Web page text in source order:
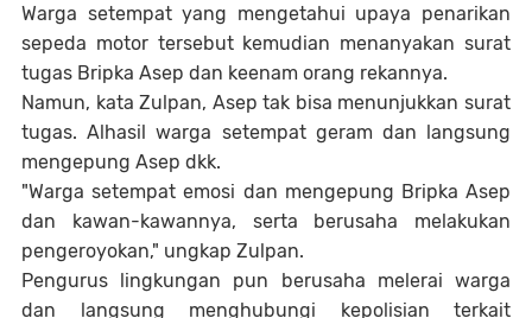
Warga setempat yang mengetahui upaya penarikan
sepeda motor tersebut kemudian menanyakan surat
tugas Bripka Asep dan keenam orang rekannya.
Namun, kata Zulpan, Asep tak bisa menunjukkan surat
tugas. Alhasil warga setempat geram dan langsung
mengepung Asep dkk.
"Warga setempat emosi dan mengepung Bripka Asep
dan kawan-kawannya, serta berusaha melakukan
pengeroyokan," ungkap Zulpan.
Pengurus lingkungan pun berusaha melerai warga
dan langsung menghubungi kepolisian terkait